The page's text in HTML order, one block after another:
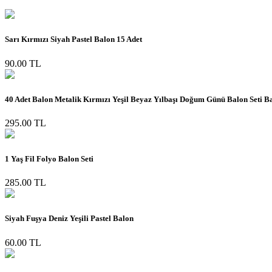
Sarı Kırmızı Siyah Pastel Balon 15 Adet
90.00 TL
40 Adet Balon Metalik Kırmızı Yeşil Beyaz Yılbaşı Doğum Günü Balon Seti
295.00 TL
1 Yaş Fil Folyo Balon Seti
285.00 TL
Siyah Fuşya Deniz Yeşili Pastel Balon
60.00 TL